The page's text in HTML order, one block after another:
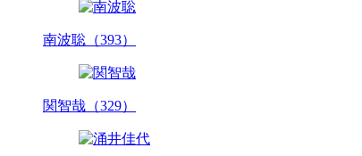
南波聡（393）
関智哉（329）